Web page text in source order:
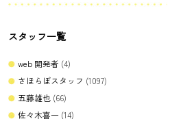
スタッフ一覧
web 開発者 (4)
さほらぼスタッフ (1097)
五藤雄也 (66)
佐々木喜一 (14)